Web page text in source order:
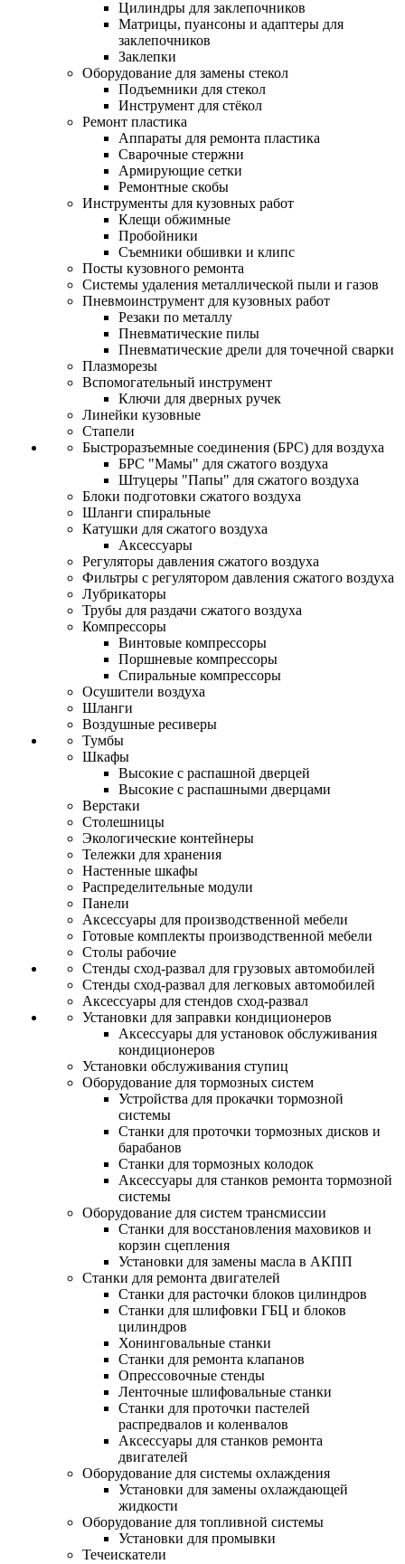
Цилиндры для заклепочников
Матрицы, пуансоны и адаптеры для
заклепочников
Заклепки
Оборудование для замены стекол
Подъемники для стекол
Инструмент для стёкол
Ремонт пластика
Аппараты для ремонта пластика
Сварочные стержни
Армирующие сетки
Ремонтные скобы
Инструменты для кузовных работ
Клещи обжимные
Пробойники
Съемники обшивки и клипс
Посты кузовного ремонта
Системы удаления металлической пыли и газов
Пневмоинструмент для кузовных работ
Резаки по металлу
Пневматические пилы
Пневматические дрели для точечной сварки
Плазморезы
Вспомогательный инструмент
Ключи для дверных ручек
Линейки кузовные
Стапели
Быстроразъемные соединения (БРС) для воздуха
БРС "Мамы" для сжатого воздуха
Штуцеры "Папы" для сжатого воздуха
Блоки подготовки сжатого воздуха
Шланги спиральные
Катушки для сжатого воздуха
Аксессуары
Регуляторы давления сжатого воздуха
Фильтры с регулятором давления сжатого воздуха
Лубрикаторы
Трубы для раздачи сжатого воздуха
Компрессоры
Винтовые компрессоры
Поршневые компрессоры
Спиральные компрессоры
Осушители воздуха
Шланги
Воздушные ресиверы
Тумбы
Шкафы
Высокие с распашной дверцей
Высокие с распашными дверцами
Верстаки
Столешницы
Экологические контейнеры
Тележки для хранения
Настенные шкафы
Распределительные модули
Панели
Аксессуары для производственной мебели
Готовые комплекты производственной мебели
Столы рабочие
Стенды сход-развал для грузовых автомобилей
Стенды сход-развал для легковых автомобилей
Аксессуары для стендов сход-развал
Установки для заправки кондиционеров
Аксессуары для установок обслуживания
кондиционеров
Установки обслуживания ступиц
Оборудование для тормозных систем
Устройства для прокачки тормозной
системы
Станки для проточки тормозных дисков и
барабанов
Станки для тормозных колодок
Аксессуары для станков ремонта тормозной
системы
Оборудование для систем трансмиссии
Станки для восстановления маховиков и
корзин сцепления
Установки для замены масла в АКПП
Станки для ремонта двигателей
Станки для расточки блоков цилиндров
Станки для шлифовки ГБЦ и блоков
цилиндров
Хонинговальные станки
Станки для ремонта клапанов
Опрессовочные стенды
Ленточные шлифовальные станки
Станки для проточки пастелей
распредвалов и коленвалов
Аксессуары для станков ремонта
двигателей
Оборудование для системы охлаждения
Установки для замены охлаждающей
жидкости
Оборудование для топливной системы
Установки для промывки
Течеискатели